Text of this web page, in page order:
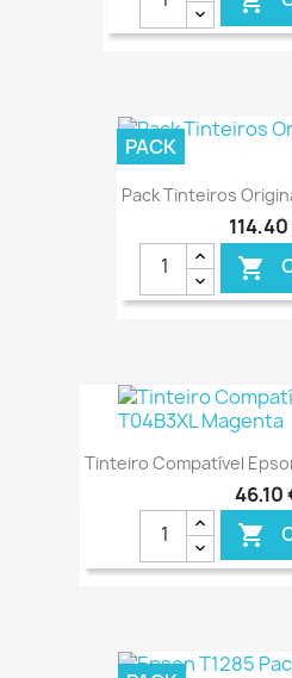
Pack Tinteiros

PACK
Tinteiro Compatível
46,10
